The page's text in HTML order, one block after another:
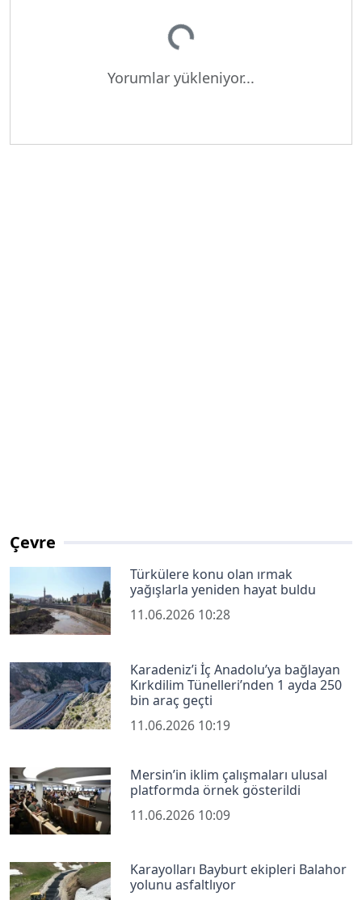
Yorumlar yükleniyor...
Çevre
Türkülere konu olan ırmak
yağışlarla yeniden hayat buldu
11.06.2026 10:28
Karadeniz’i İç Anadolu’ya bağlayan
Kırkdilim Tünelleri’nden 1 ayda 250
bin araç geçti
11.06.2026 10:19
Mersin’in iklim çalışmaları ulusal
platformda örnek gösterildi
11.06.2026 10:09
Karayolları Bayburt ekipleri Balahor
yolunu asfaltlıyor